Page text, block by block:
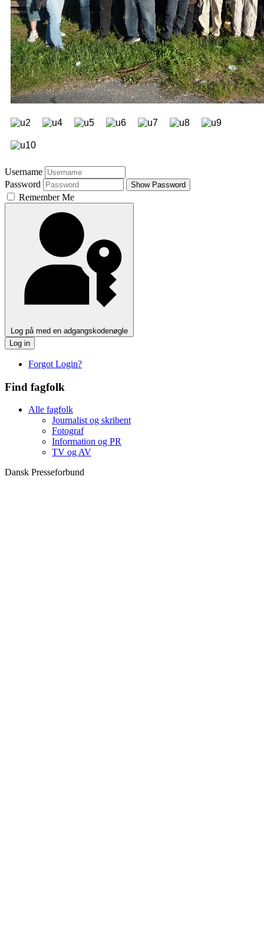
Username
Password
Show Password
Remember Me
Log på med en adgangskodenøgle
Log in
Forgot Login?
Find fagfolk
Alle fagfolk
Journalist og skribent
Fotograf
Information og PR
TV og AV
Dansk Presseforbund